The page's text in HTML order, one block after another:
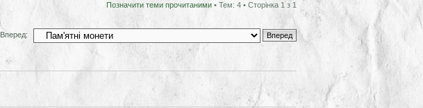
Позначити теми прочитаними • Тем: 4 • Сторінка 1 з 1
Вперед: